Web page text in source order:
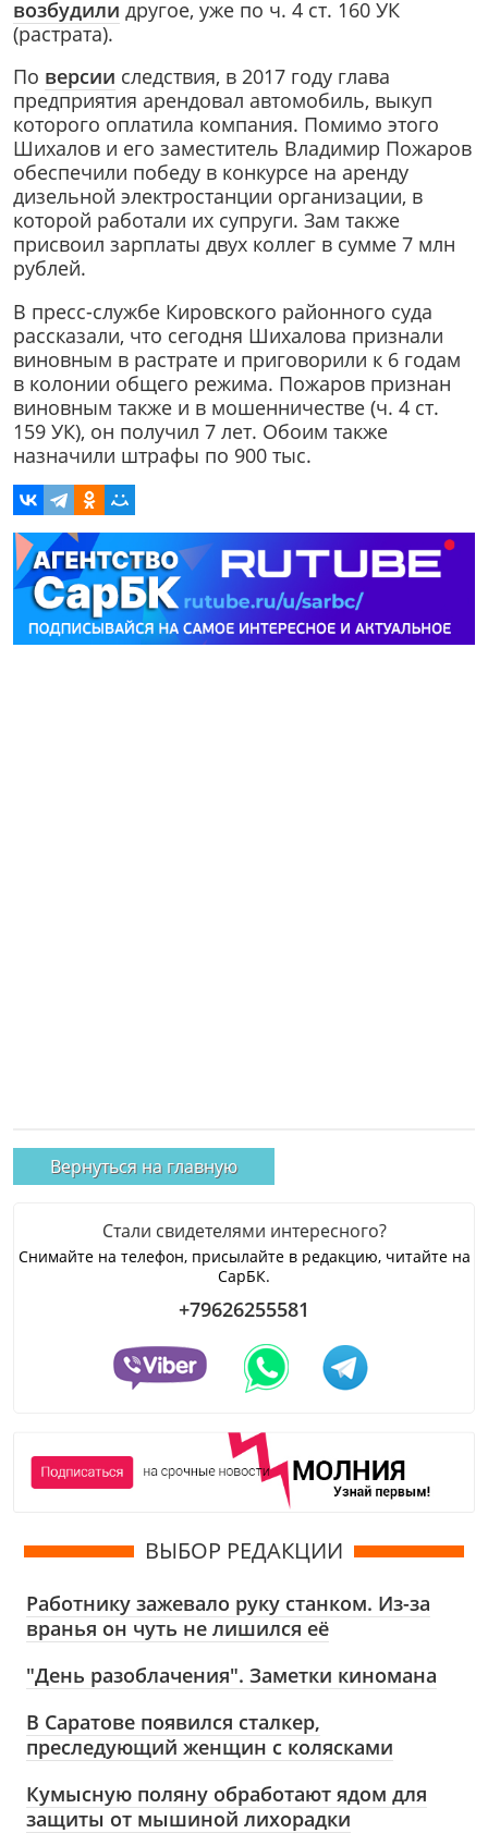
возбудили другое, уже по ч. 4 ст. 160 УК
(растрата).
По версии следствия, в 2017 году глава
предприятия арендовал автомобиль, выкуп
которого оплатила компания. Помимо этого
Шихалов и его заместитель Владимир Пожаров
обеспечили победу в конкурсе на аренду
дизельной электростанции организации, в
которой работали их супруги. Зам также
присвоил зарплаты двух коллег в сумме 7 млн
рублей.
В пресс-службе Кировского районного суда
рассказали, что сегодня Шихалова признали
виновным в растрате и приговорили к 6 годам
в колонии общего режима. Пожаров признан
виновным также и в мошенничестве (ч. 4 ст.
159 УК), он получил 7 лет. Обоим также
назначили штрафы по 900 тыс.
Вернуться на главную
Стали свидетелями интересного?
Снимайте на телефон, присылайте в редакцию, читайте на
СарБК.
+79626255581
ВЫБОР РЕДАКЦИИ
Работнику зажевало руку станком. Из-за
вранья он чуть не лишился её
"День разоблачения". Заметки киномана
В Саратове появился сталкер,
преследующий женщин с колясками
Кумысную поляну обработают ядом для
защиты от мышиной лихорадки